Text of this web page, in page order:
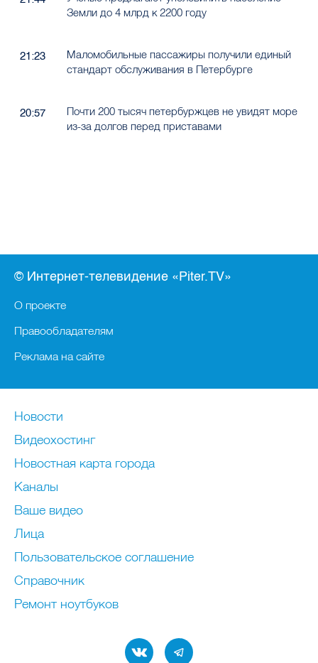
Учёные предлагают уполовинить население
Маломобильные пассажиры получили единый
Почти 200 тысяч петербуржцев не увидят море
© Интернет-телевидение «Piter.TV»
О проекте
Правообладателям
Реклама на сайте
Новости
Видеохостинг
Новостная карта города
Каналы
Ваше видео
Лица
Пользовательское соглашение
Справочник
Ремонт нoутбуков